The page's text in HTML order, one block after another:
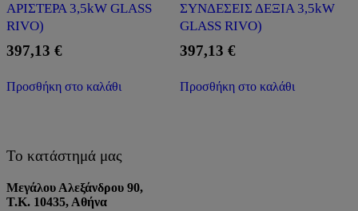
ΑΡΙΣΤΕΡΑ 3,5kW GLASS
RIVO)
397,13 €
Προσθήκη στο καλάθι
ΣΥΝΔΕΣΕΙΣ ΔΕΞΙΑ 3,5kW
GLASS RIVO)
397,13 €
Προσθήκη στο καλάθι
Το κατάστημά μας
Μεγάλου Αλεξάνδρου 90,
Τ.Κ. 10435, Αθήνα